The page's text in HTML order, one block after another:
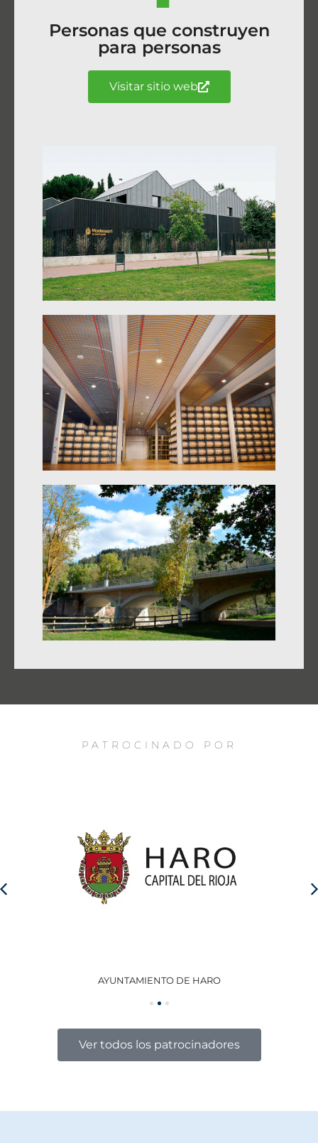
Personas que construyen
para personas
Visitar sitio web
PATROCINADO POR
AYUNTAMIENTO DE HARO
Ver todos los patrocinadores